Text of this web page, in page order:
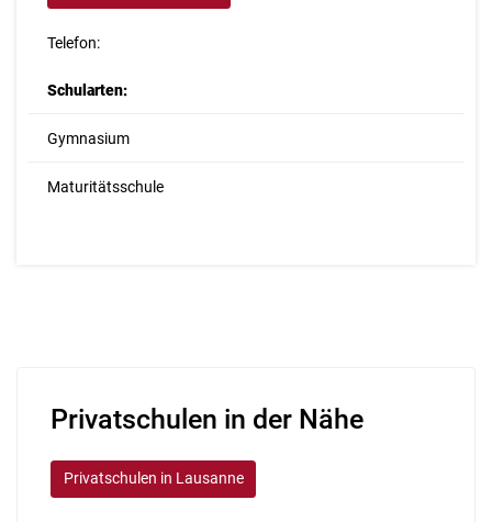
Telefon:
Schularten:
Gymnasium
Maturitätsschule
Privatschulen in der Nähe
Privatschulen in Lausanne